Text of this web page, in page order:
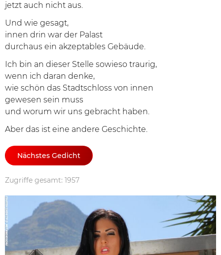
jetzt auch nicht aus.
Und wie gesagt,
innen drin war der Palast
durchaus ein akzeptables Gebäude.
Ich bin an dieser Stelle sowieso traurig,
wenn ich daran denke,
wie schön das Stadtschloss von innen
gewesen sein muss
und worum wir uns gebracht haben.
Aber das ist eine andere Geschichte.
Nächstes Gedicht
Zugriffe gesamt: 1957